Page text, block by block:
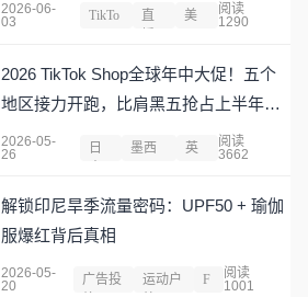
2026-06-
03
TikTo
直
美
阅读
1290
2026 TikTok Shop全球年中大促！五个
地区接力开跑，比肩黑五抢占上半年流
量红利
2026-05-
26
日
墨西
英
阅读
3662
解锁印尼旱季流量密码：UPF50 + 瑜伽
服爆红背后真相
2026-05-
20
广告投
运动户
F
阅读
1001